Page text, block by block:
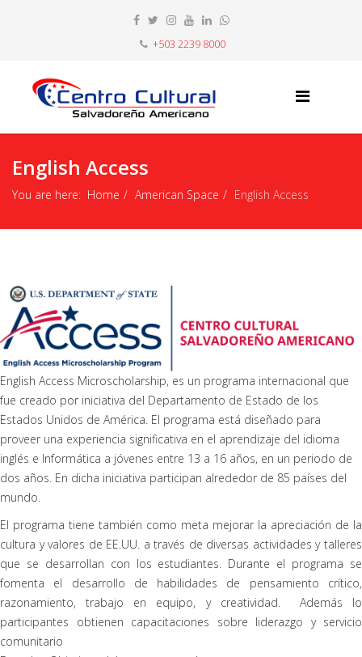
+503 2239 8000
English Access
You are here: Home American Space English Access
English Access Microscholarship, es un programa internacional que
fue creado por iniciativa del Departamento de Estado de los
Estados Unidos de América. El programa está diseñado para
proveer una experiencia significativa en el aprendizaje del idioma
inglés e Informática a jóvenes entre 13 a 16 años, en un periodo de
dos años. En dicha iniciativa participan alrededor de 85 países del
mundo.
El programa tiene también como meta mejorar la apreciación de la
cultura y valores de EE.UU. a través de diversas actividades y talleres
que se desarrollan con los estudiantes. Durante el programa se
fomenta el desarrollo de habilidades de pensamiento crítico,
razonamiento, trabajo en equipo, y creatividad. Además lo
participantes obtienen capacitaciones sobre liderazgo y servicio
comunitario